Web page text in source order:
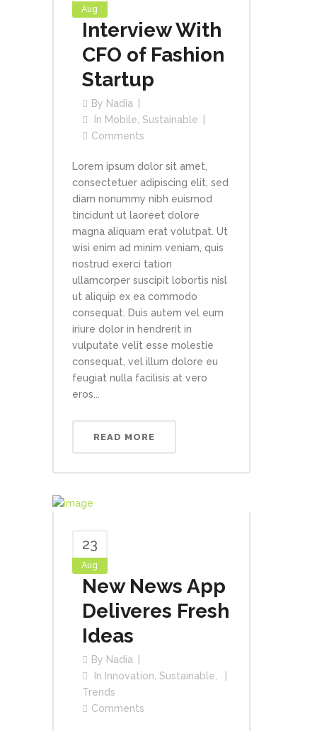
Aug
Interview With
CFO of Fashion
Startup
By Nadia
In Mobile Sustainable
Comments
Lorem ipsum dolor sit amet,
consectetuer adipiscing elit, sed
diam nonummy nibh euismod
tincidunt ut laoreet dolore
magna aliquam erat volutpat. Ut
wisi enim ad minim veniam, quis
nostrud exerci tation
ullamcorper suscipit lobortis nisl
ut aliquip ex ea commodo
consequat. Duis autem vel eum
iriure dolor in hendrerit in
vulputate velit esse molestie
consequat, vel illum dolore eu
feugiat nulla facilisis at vero
eros...
READ MORE
23
Aug
New News App
Deliveres Fresh
Ideas
By Nadia
In Innovation Sustainable
Trends
Comments